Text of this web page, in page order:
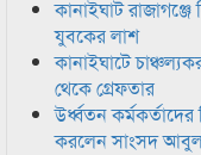
কানাইঘাট
যুবকের লাশ
কানাইঘাটে
থেকে গ্রেফতার
উর্ধ্বতন কর্মকর্তাদের
করলেন সাংসদ আবুল